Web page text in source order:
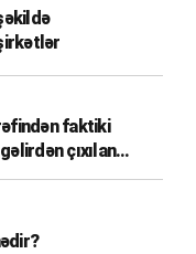
faktiki
çıxılan